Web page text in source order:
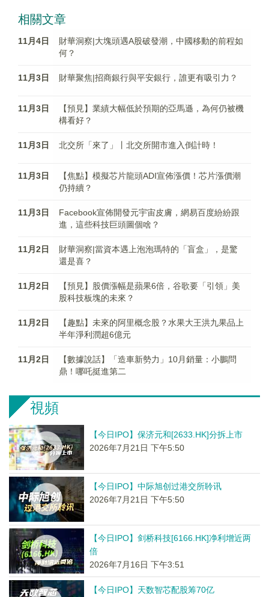
相關文章
11月4日
財華洞察|大塊頭遇A股破發潮，中國移動的前程如
何？
11月3日 財華聚焦|招商銀行與平安銀行，誰更有吸引力？
11月3日
【預見】業績大幅低於預期的亞馬遜，為何仍被機
構看好？
11月3日 北交所「來了」丨北交所開市進入倒計時！
11月3日
【焦點】模擬芯片龍頭ADI宣佈漲價！芯片漲價潮
仍持續？
11月3日
Facebook宣佈開發元宇宙皮膚，網易百度紛紛跟
進，這些科技巨頭圖個啥？
11月2日
財華洞察|當資本遇上泡泡瑪特的「盲盒」，是驚
還是喜？
11月2日
【預見】股價漲幅是蘋果6倍，谷歌要「引領」美
股科技板塊的未來？
11月2日
【趣點】未來的阿里概念股？水果大王洪九果品上
半年淨利潤超6億元
11月2日
【數據說話】「造車新勢力」10月銷量：小鵬問
鼎！哪吒挺進第二
視頻
【今日IPO】保济元和[2633.HK]分拆上市
2026年7月21日 下午5:50
【今日IPO】中际旭创过港交所聆讯
2026年7月21日 下午5:50
【今日IPO】剑桥科技[6166.HK]净利增近两
倍
2026年7月16日 下午3:51
【今日IPO】天数智芯配股筹70亿